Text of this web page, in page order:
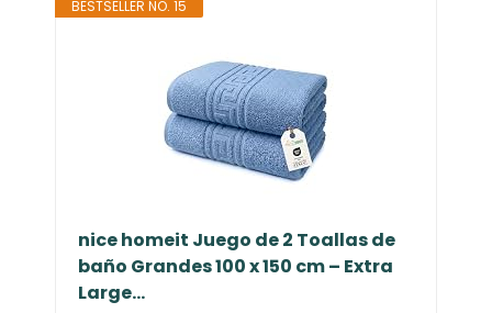
BESTSELLER NO. 15
nice homeit Juego de 2 Toallas de
baño Grandes 100 x 150 cm – Extra
Large...